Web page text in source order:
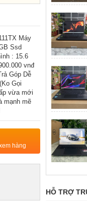
HỖ TRỢ
Máy
Ssd
: 15.6
vnđ
Góp Dễ
Gọi
vừa mới
mạnh mẽ
hàng